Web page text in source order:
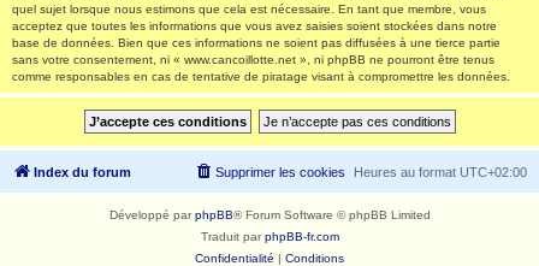
quel sujet lorsque nous estimons que cela est nécessaire. En tant que membre, vous
acceptez que toutes les informations que vous avez saisies soient stockées dans notre
base de données. Bien que ces informations ne soient pas diffusées à une tierce partie
sans votre consentement, ni « www.cancoillotte.net », ni phpBB ne pourront être tenus
comme responsables en cas de tentative de piratage visant à compromettre les données.
Index du forum Heures au format UTC+02:00
Supprimer les cookies
Développé parphpBB® Forum Software © phpBB Limited
Traduit parphpBB-fr.com
Confidentialité | Conditions